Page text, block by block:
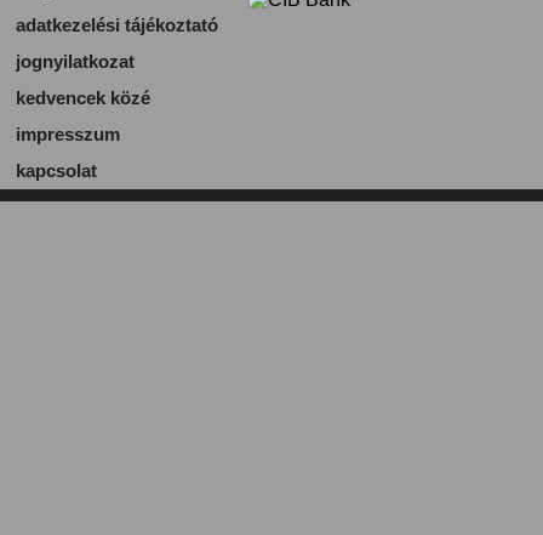
adatkezelési tájékoztató
jognyilatkozat
kedvencek közé
impresszum
kapcsolat